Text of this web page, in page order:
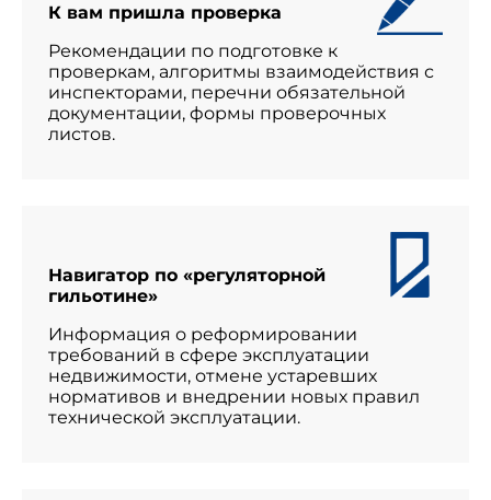
К вам пришла проверка
Рекомендации по подготовке к
проверкам, алгоритмы взаимодействия с
инспекторами, перечни обязательной
документации, формы проверочных
листов.
Навигатор по «регуляторной
гильотине»
Информация о реформировании
требований в сфере эксплуатации
недвижимости, отмене устаревших
нормативов и внедрении новых правил
технической эксплуатации.